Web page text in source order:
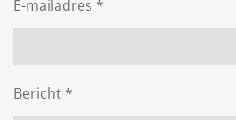
E-mailadres *
Bericht *